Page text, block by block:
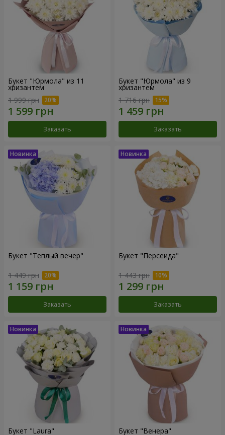
Букет "Юрмола" из 11
хризантем
1 999 грн
Заказать
Букет "Юрмола" из 9
хризантем
1 716 грн
Заказать
Букет "Теплый вечер"
1 449 грн
Заказать
Букет "Персеида"
1 443 грн
Заказать
Букет "Laura" Букет "Венера"